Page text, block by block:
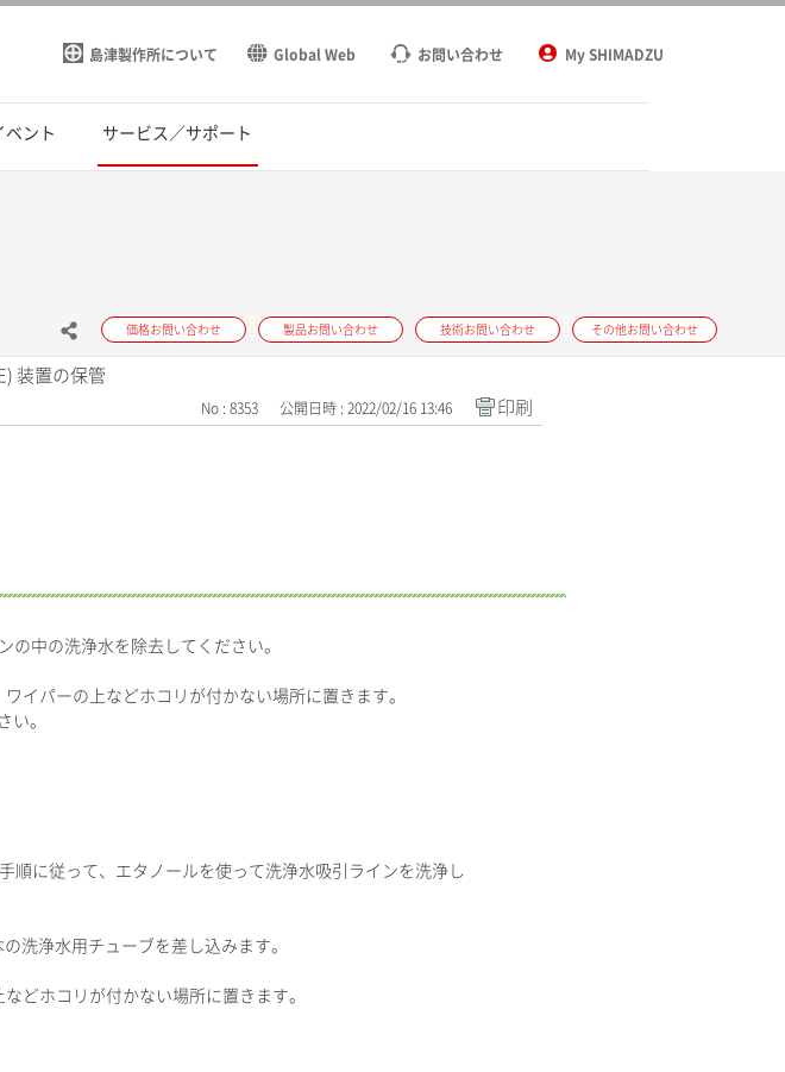
島津製作所について Global Web お問い合わせ My SHIMADZU
ベント サービス／サポート
価格お問い合わせ 製品お問い合わせ 技術お問い合わせ その他お問い合わせ
装置の保管
No : 8353 公開日時 : 2022/02/16 13:46 印刷
中の洗浄水を除去してください。
イパーの上などホコリが付かない場所に置きます。
い。
順に従って、エタノールを使って洗浄水吸引ラインを洗浄し
洗浄水用チューブを差し込みます。
どホコリが付かない場所に置きます。